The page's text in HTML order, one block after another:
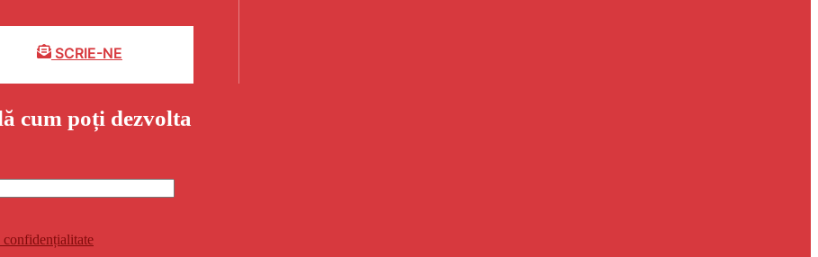
SCRIE-NE
cum poți dezvolta
confidențialitate